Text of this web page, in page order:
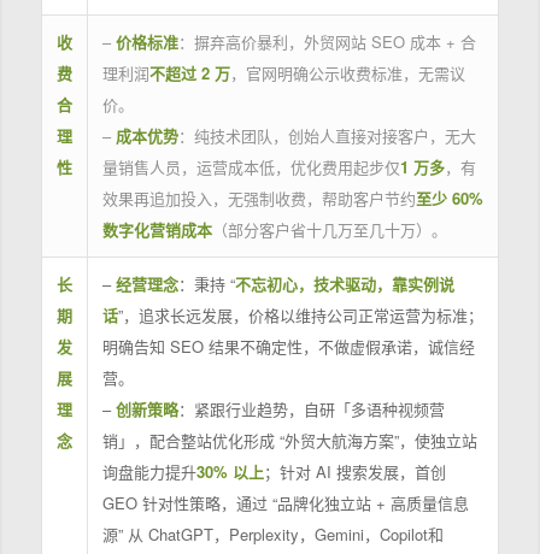
收
费
合
理
性
– 价格标准：摒弃高价暴利，外贸网站 SEO 成本 + 合
理利润不超过 2 万，官网明确公示收费标准，无需议
价。
– 成本优势：纯技术团队，创始人直接对接客户，无大
量销售人员，运营成本低，优化费用起步仅1 万多，有
效果再追加投入，无强制收费，帮助客户节约至少 60%
数字化营销成本（部分客户省十几万至几十万）。
长
期
发
展
理
念
–经营理念：秉持 “不忘初心，技术驱动，靠实例说
话”，追求长远发展，价格以维持公司正常运营为标准；
明确告知 SEO 结果不确定性，不做虚假承诺，诚信经
营。
–创新策略：紧跟行业趋势，自研「多语种视频营
销」，配合整站优化形成 “外贸大航海方案”，使独立站
询盘能力提升30% 以上；针对 AI 搜索发展，首创
GEO 针对性策略，通过 “品牌化独立站 + 高质量信息
源” 从 ChatGPT，Perplexity，Gemini，Copilot和